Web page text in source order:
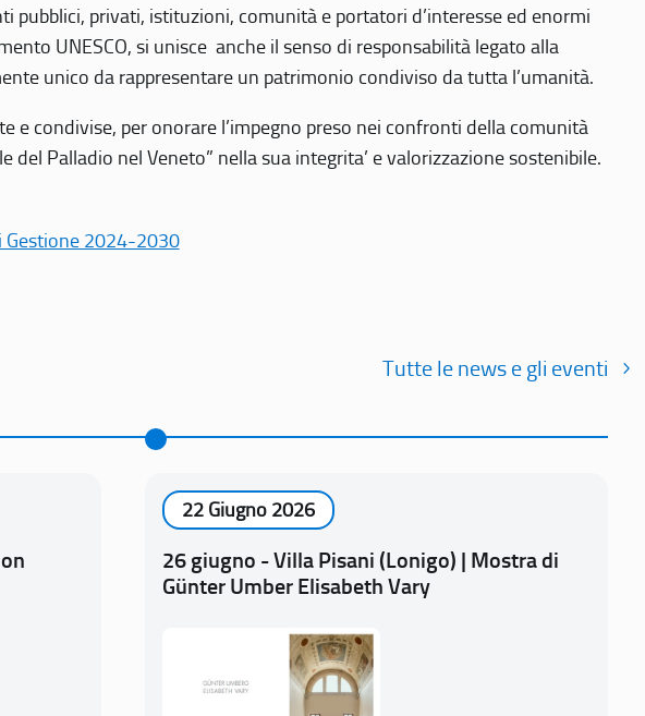
pubblici, privati, istituzioni, comunità e portatori d’interesse ed enormi
UNESCO, si unisce anche il senso di responsabilità legato alla
unico da rappresentare un patrimonio condiviso da tutta l’umanità.
condivise, per onorare l’impegno preso nei confronti della comunità
Palladio nel Veneto” nella sua integrita’ e valorizzazione sostenibile.
Gestione 2024-2030
Tutte le news e gli eventi
22 Giugno 2026
26 giugno - Villa Pisani (Lonigo) | Mostra di
Günter Umber Elisabeth Vary